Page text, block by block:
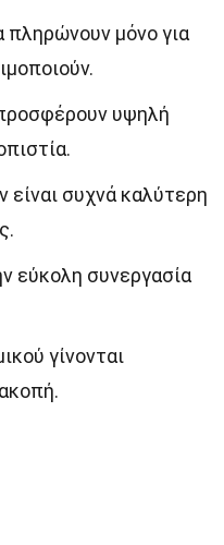
πληρώνουν μόνο για
υψηλή
συχνά καλύτερη
εύκολη συνεργασία
γίνονται